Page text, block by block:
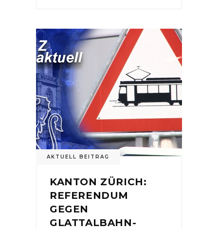
AKTUELL BEITRAG
KANTON ZÜRICH:
REFERENDUM
GEGEN
GLATTALBAHN-